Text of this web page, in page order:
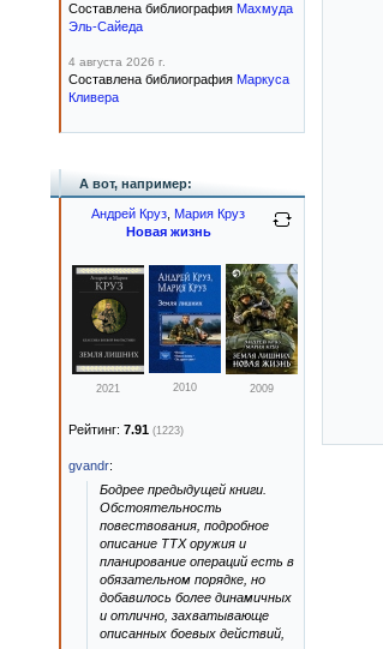
Составлена библиография Махмуда
Эль-Сайеда
4 августа 2026 г.
Составлена библиография Маркуса
Кливера
А вот, например:
Андрей Круз Мария Круз
Новая жизнь
2021 2010 2009
Рейтинг: 7.91 (1223)
gvandr:
Бодрее предыдущей книги.
Обстоятельность
повествования, подробное
описание ТТХ оружия и
планирование операций есть в
обязательном порядке, но
добавилось более динамичных
и отлично, захватывающе
описанных боевых действий,